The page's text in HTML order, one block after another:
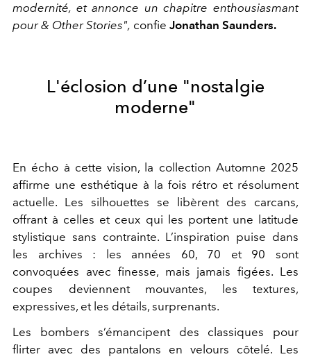
modernité, et annonce un chapitre enthousiasmant
pour & Other Stories", confie Jonathan Saunders.
L'éclosion d’une "nostalgie
moderne"
En écho à cette vision, la collection Automne 2025
affirme une esthétique à la fois rétro et résolument
actuelle. Les silhouettes se libèrent des carcans,
offrant à celles et ceux qui les portent une latitude
stylistique sans contrainte. L’inspiration puise dans
les archives : les années 60, 70 et 90 sont
convoquées avec finesse, mais jamais figées. Les
coupes deviennent mouvantes, les textures,
expressives, et les détails, surprenants.
Les bombers s’émancipent des classiques pour
flirter avec des pantalons en velours côtelé. Les